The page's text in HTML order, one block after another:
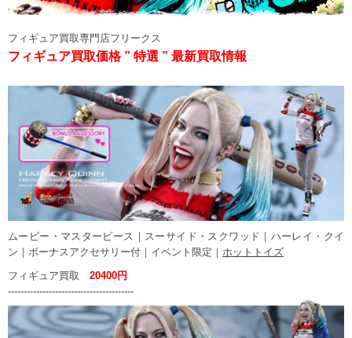
フィギュア買取専門店フリークス
フィギュア買取価格 ” 特選 ” 最新買取情報
ムービー・マスターピース｜スーサイド・スクワッド｜ハーレイ・クイ
ン｜ボーナスアクセサリー付｜イベント限定｜ ホットトイズ
フィギュア買取 20400円
----------------------------------------